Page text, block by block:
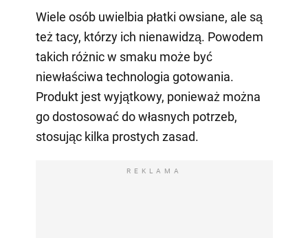
Wiele osób uwielbia płatki owsiane, ale są
też tacy, którzy ich nienawidzą. Powodem
takich różnic w smaku może być
niewłaściwa technologia gotowania.
Produkt jest wyjątkowy, ponieważ można
go dostosować do własnych potrzeb,
stosując kilka prostych zasad.
REKLAMA